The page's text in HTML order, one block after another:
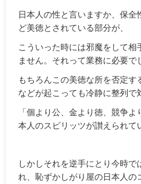
日本人の性と言いますか、保
ど美徳とされている部分が、
こういった時には邪魔をして
ません。それって業務に必要で
もちろんこの美徳な所を否定す
などが起こっても冷静に整列で
「個より公、金より徳、競争
本人のスピリッツが讃えられて
しかしそれを逆手にとり今時で
れ、恥ずかしがり屋の日本人の